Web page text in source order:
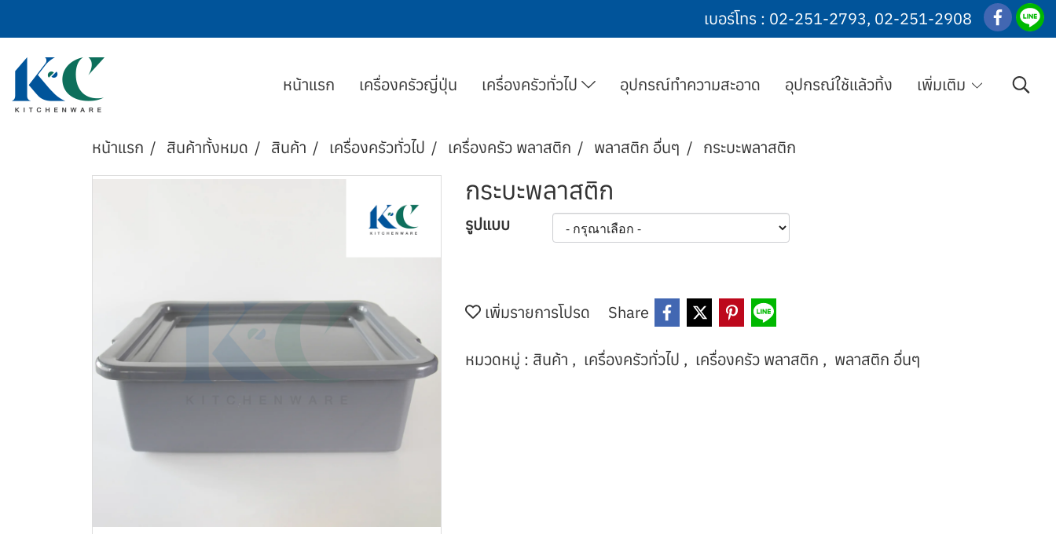
เบอร์โทร : 02-251-2793, 02-251-2908
หน้าแรก เครื่องครัวญี่ปุ่น เครื่องครัวทั่วไป อุปกรณ์ทำความสะอาด อุปกรณ์ใช้แล้วทิ้ง เพิ่มเติม
หน้าแรก สินค้าทั้งหมด สินค้า เครื่องครัวทั่วไป เครื่องครัว พลาสติก พลาสติก อื่นๆ กระบะพลาสติก
กระบะพลาสติก
รูปแบบ
เพิ่มรายการโปรด Share
หมวดหมู่ : สินค้า , เครื่องครัวทั่วไป , เครื่องครัว พลาสติก , พลาสติก อื่นๆ